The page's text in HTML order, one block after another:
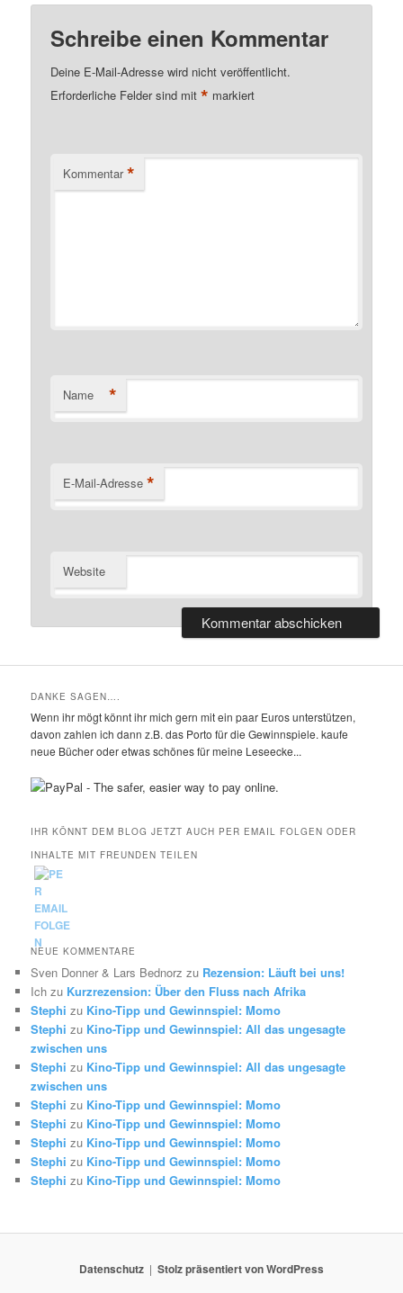
Schreibe einen Kommentar
Deine E-Mail-Adresse wird nicht veröffentlicht.
Erforderliche Felder sind mit* markiert
Kommentar *
Name *
E-Mail-Adresse *
Website
DANKE SAGEN….
Wenn ihr mögt könnt ihr mich gern mit ein paar Euros unterstützen,
davon zahlen ich dann z.B. das Porto für die Gewinnspiele. kaufe
neue Bücher oder etwas schönes für meine Leseecke...
IHR KÖNNT DEM BLOG JETZT AUCH PER EMAIL FOLGEN ODER
INHALTE MIT FREUNDEN TEILEN
NEUE KOMMENTARE
Sven Donner & Lars Bednorz zu Rezension: Läuft bei uns!
Ich zu Kurzrezension: Über den Fluss nach Afrika
Stephi zu Kino-Tipp und Gewinnspiel: Momo
Stephi zu Kino-Tipp und Gewinnspiel: All das ungesagte
zwischen uns
Stephi zu Kino-Tipp und Gewinnspiel: All das ungesagte
zwischen uns
Stephi zu Kino-Tipp und Gewinnspiel: Momo
Stephi zu Kino-Tipp und Gewinnspiel: Momo
Stephi zu Kino-Tipp und Gewinnspiel: Momo
Stephi zu Kino-Tipp und Gewinnspiel: Momo
Stephi zu Kino-Tipp und Gewinnspiel: Momo
Datenschutz Stolz präsentiert von WordPress